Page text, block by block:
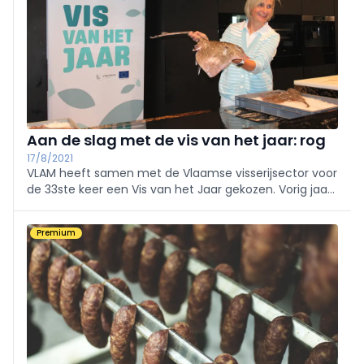
Aan de slag met de vis van het jaar: rog
17/8/2021
VLAM heeft samen met de Vlaamse visserijsector voor
de 33ste keer een Vis van het Jaar gekozen. Vorig jaar
de top drie sluit van de meest aangevoerde
vissoorten in Vlaanderen.
Premium